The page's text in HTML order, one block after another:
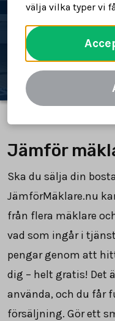
Spara tid och
Jämför
Ska du sälja din
JämförMäklare.nu
från flera mäklare
vad som ingår i
pengar genom att
dig – helt gratis! Det
använda, och du får
försäljning. Gör ett
välja vilka typer vi